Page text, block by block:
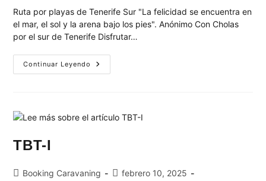
Ruta por playas de Tenerife Sur "La felicidad se encuentra en
el mar, el sol y la arena bajo los pies". Anónimo Con Cholas
por el sur de Tenerife Disfrutar…
Continuar Leyendo
TBT-I
Booking Caravaning
febrero 10, 2025